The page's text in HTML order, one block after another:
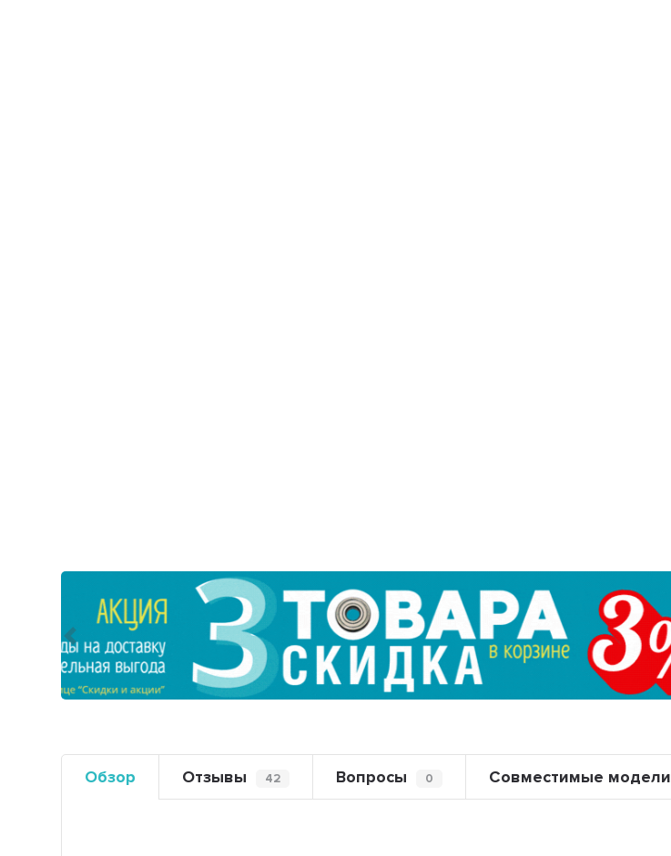
Предыдущий
Обзор Отзывы 42 Вопросы 0 Совместимые модели